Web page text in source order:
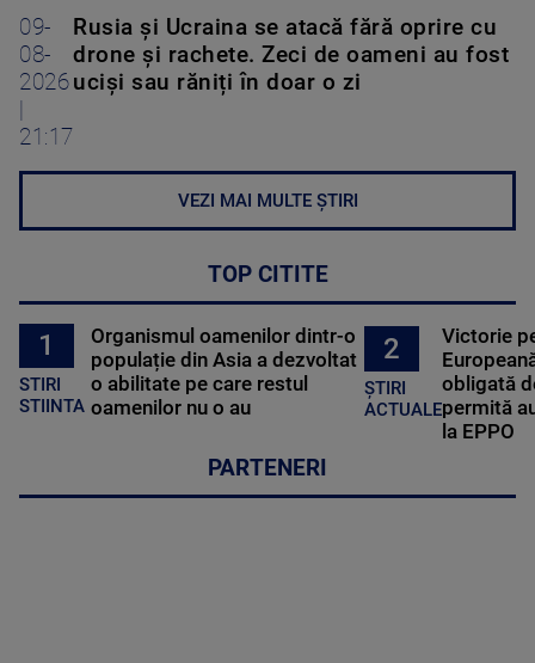
09-
08-
2026
21:17
Rusia și Ucraina se atacă fără oprire cu
drone și rachete. Zeci de oameni au fost
uciși sau răniți în doar o zi
VEZI MAI MULTE ȘTIRI
TOP CITITE
1
STIRI
STIINTA
Organismul oamenilor dintr-o
populație din Asia a dezvoltat
o abilitate pe care restul
oamenilor nu o au
2
ȘTIRI
ACTUALE
Victorie
obligată
permită
la EPPO
PARTENERI